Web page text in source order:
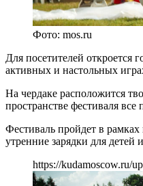
Фото: mos.ru
Для посетителей откроется
активных и настольных
На чердаке расположится
пространстве фестиваля все
Фестиваль пройдет в
утренние зарядки для детей
https://kudamoscow.ru/